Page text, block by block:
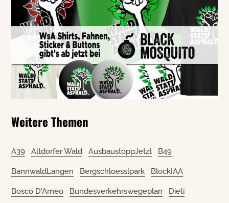
Weitere Themen
A39 Altdorfer Wald AusbaustoppJetzt B49
BannwaldLangen Bergschloesslpark BlockIAA
Bosco D'Arneo Bundesverkehrswegeplan Dieti